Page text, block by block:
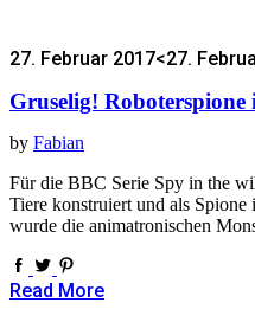
27. Februar 2017<27.
Gruselig! Roboterspione
by Fabian
Für die BBC Serie Spy in the
Tiere konstruiert und als
wurde die animatronischen
Read More